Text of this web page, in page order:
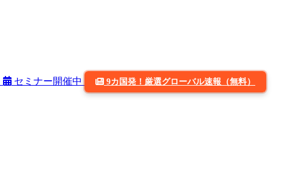
セミナー開催中 9カ国発！厳選グローバル速報（無料）